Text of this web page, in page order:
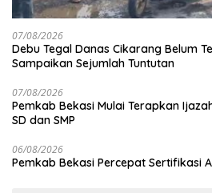
07/08/2026
Debu Tegal Danas Cikarang Belum
Sampaikan Sejumlah Tuntutan
07/08/2026
Pemkab Bekasi Mulai Terapkan
SD dan SMP
06/08/2026
Pemkab Bekasi Percepat Sertifikasi